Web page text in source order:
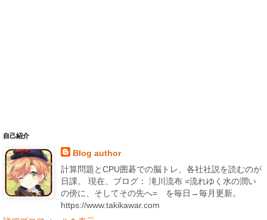
自己紹介
Blog author
計算問題とCPU囲碁での脳トレ、各社社説を読むのが
日課。 現在、ブログ： 滝川流布 =流れゆく水の潤い
の傍に、そしてその先へ= を毎日→毎月更新。
https://www.takikawar.com